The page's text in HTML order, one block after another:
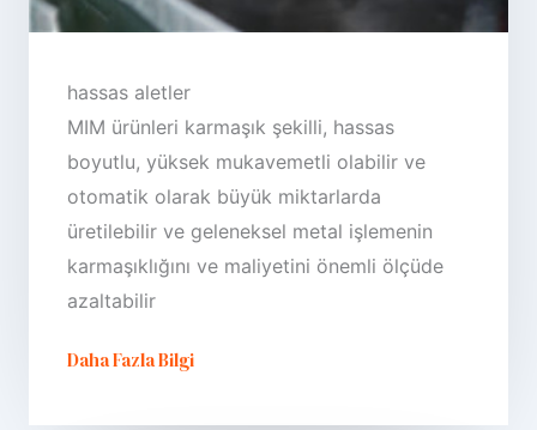
hassas aletler
MIM ürünleri karmaşık şekilli, hassas
boyutlu, yüksek mukavemetli olabilir ve
otomatik olarak büyük miktarlarda
üretilebilir ve geleneksel metal işlemenin
karmaşıklığını ve maliyetini önemli ölçüde
azaltabilir
Daha Fazla Bilgi